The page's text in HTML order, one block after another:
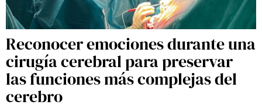
Reconocer emociones durante una
cirugía cerebral para preservar
las funciones más complejas del
cerebro